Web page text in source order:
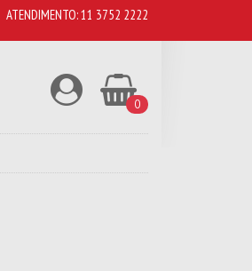
ATENDIMENTO:11 3752 2222
0